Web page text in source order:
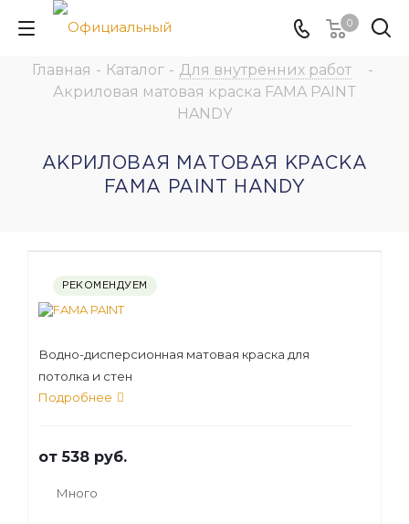
0
Главная - Каталог - Для внутренних работ
-
Акриловая матовая краска FAMA PAINT
HANDY
АКРИЛОВАЯ МАТОВАЯ КРАСКА
FAMA PAINT HANDY
РЕКОМЕНДУЕМ
Водно-дисперсионная матовая краска для
потолка и стен
Подробнее
от538 руб.
Много